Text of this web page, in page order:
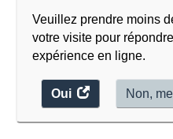
Veuillez prendre moins
votre visite pour
expérience en ligne.
Oui
accéder
au
Non,
pour
la
production
industrielle
(selon